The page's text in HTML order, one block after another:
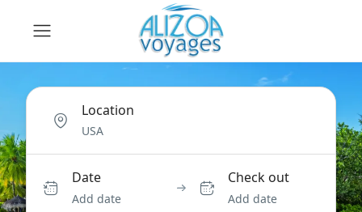
Location
Date
Add date
Check out
Add date